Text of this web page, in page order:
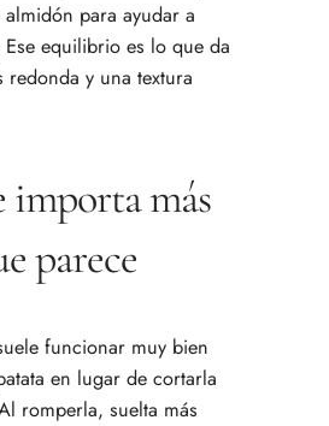
para ayudar a
equilibrio es lo que da
redonda y una textura
importa más
parece
funcionar muy bien
en lugar de cortarla
romperla, suelta más